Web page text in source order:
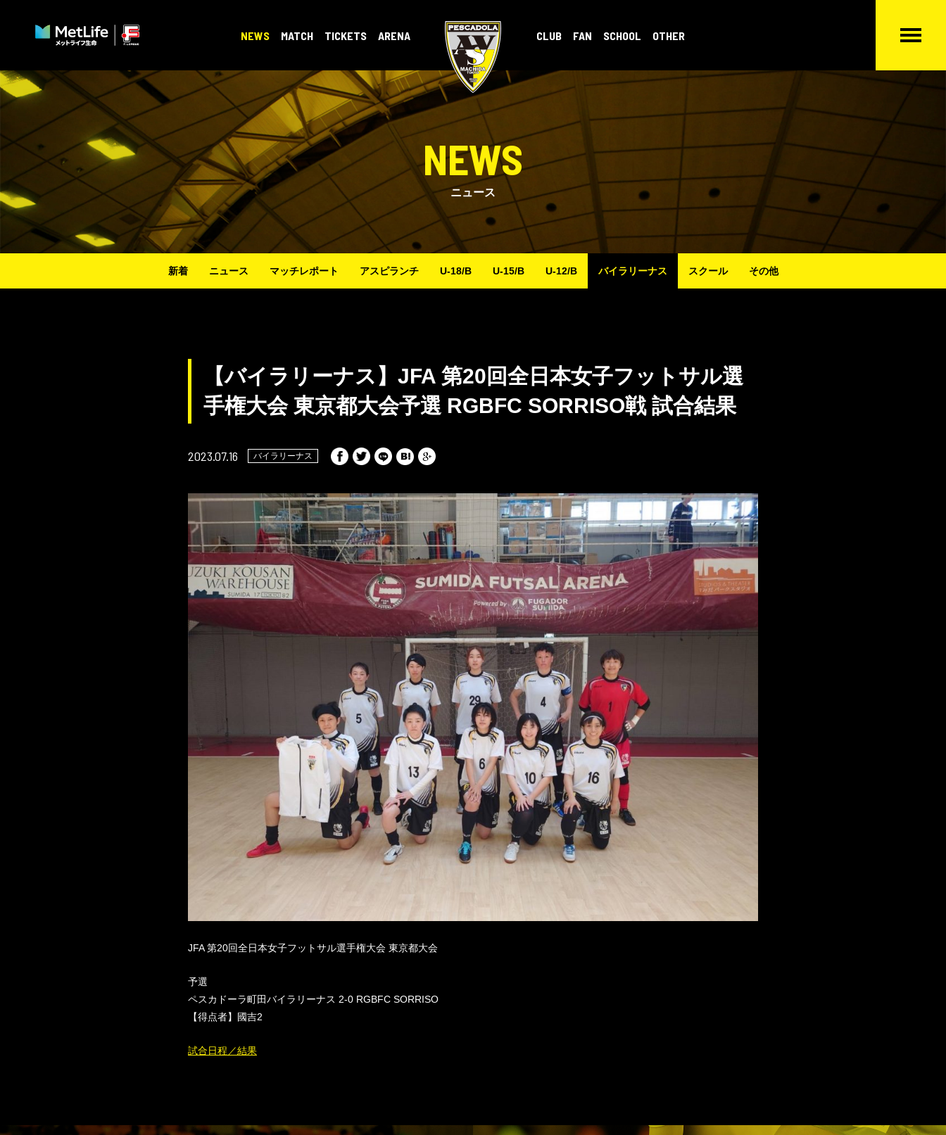
NEWS MATCH TICKETS ARENA CLUB FAN SCHOOL OTHER
NEWS
ニュース
新着 ニュース マッチレポート アスピランチ U-18/B U-15/B U-12/B バイラリーナス スクール その他
【バイラリーナス】JFA 第20回全日本女子フットサル選
手権大会 東京都大会予選 RGBFC SORRISO戦 試合結果
2023.07.16 バイラリーナス
JFA 第20回全日本女子フットサル選手権大会 東京都大会
予選
ペスカドーラ町田バイラリーナス 2-0 RGBFC SORRISO
【得点者】國吉2
試合日程／結果